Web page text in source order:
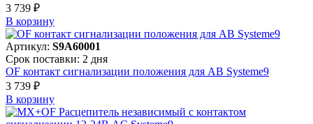
3 739 ₽
В корзинy
Артикул: S9A60001
Срок поставки: 2 дня
OF контакт сигнализации положения для АВ Systeme9
3 739 ₽
В корзинy